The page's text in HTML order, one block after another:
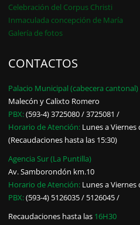
Celebración del Corpus Christi
Inmaculada concepción de María
Galería de fotos
CONTACTOS
Palacio Municipal (cabecera cantonal)
Malecón y Calixto Romero
PBX:(593-4) 3725080 / 3725081 /
Horario de Atención: Lunes a Viernes
(Recaudaciones hasta las 15:30)
Agencia Sur (La Puntilla)
Av. Samborondón km.10
Horario de Atención: Lunes a Viernes
PBX:(593-4) 5126035 / 5126045 /
Recaudaciones hasta las 16H30